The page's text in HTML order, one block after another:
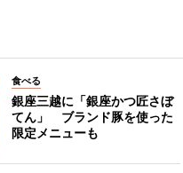
食べる
銀座三越に「銀座かつ匠さぼ
てん」 ブランド豚を使った
限定メニューも